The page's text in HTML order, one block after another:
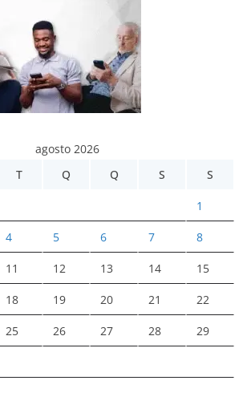
agosto 2026
T Q Q S S
1
4 5 6 7 8
11 12 13 14 15
18 19 20 21 22
25 26 27 28 29